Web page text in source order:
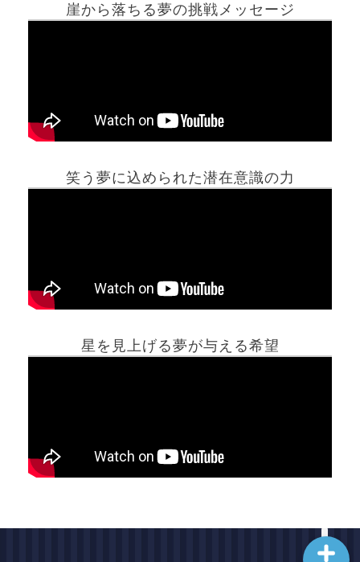
崖から落ちる夢の挑戦メッセージ
笑う夢に込められた潜在意識の力
星を見上げる夢が与える希望
ホーム
最新記事動画